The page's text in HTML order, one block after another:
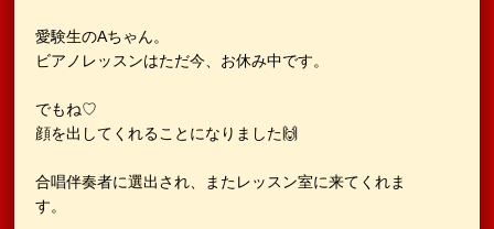
愛験生のAちゃん。
ビアノレッスンはただ今、お休み中です。
でもね♡
顔を出してくれることになりました🙌
合唱伴奏者に選出され、またレッスン室に来てくれま
す。